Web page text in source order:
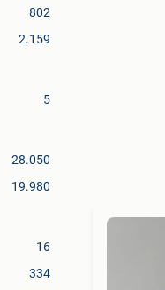
802
2.159
5
28.050
19.980
16
334